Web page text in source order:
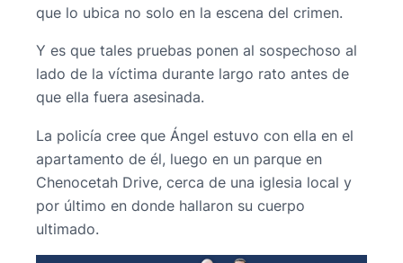
que lo ubica no solo en la escena del crimen.
Y es que tales pruebas ponen al sospechoso al
lado de la víctima durante largo rato antes de
que ella fuera asesinada.
La policía cree que Ángel estuvo con ella en el
apartamento de él, luego en un parque en
Chenocetah Drive, cerca de una iglesia local y
por último en donde hallaron su cuerpo
ultimado.